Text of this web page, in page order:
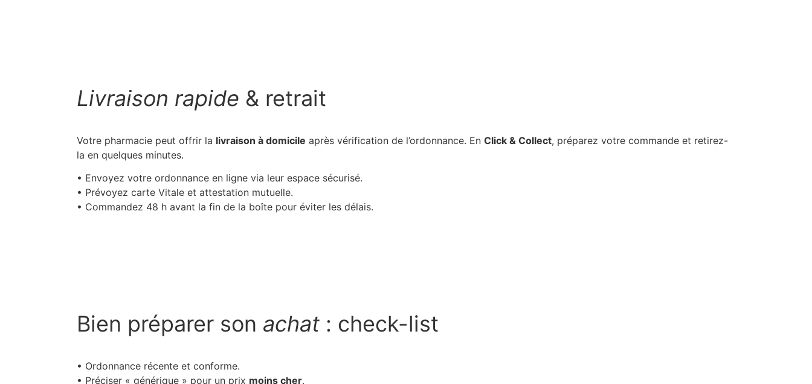
Livraison rapide & retrait
Votre pharmacie peut offrir la livraison à domicile après vérification de l’ordonnance. En Click & Collect, préparez votre commande et retirez-
la en quelques minutes.
• Envoyez votre ordonnance en ligne via leur espace sécurisé.
• Prévoyez carte Vitale et attestation mutuelle.
• Commandez 48 h avant la fin de la boîte pour éviter les délais.
Bien préparer son achat : check-list
• Ordonnance récente et conforme.
• Préciser « générique » pour un prix moins cher.